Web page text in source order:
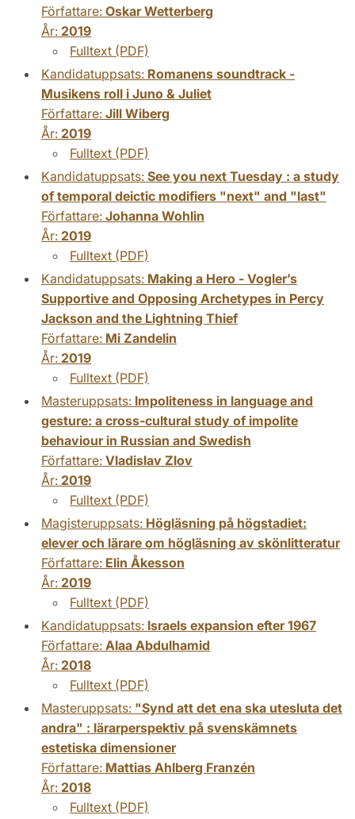
Författare: Oskar Wetterberg
År: 2019
Fulltext (PDF)
Kandidatuppsats: Romanens soundtrack -
Musikens roll i Juno & Juliet
Författare: Jill Wiberg
År: 2019
Fulltext (PDF)
Kandidatuppsats: See you next Tuesday : a study
of temporal deictic modifiers "next" and "last"
Författare: Johanna Wohlin
År: 2019
Fulltext (PDF)
Kandidatuppsats: Making a Hero - Vogler’s
Supportive and Opposing Archetypes in Percy
Jackson and the Lightning Thief
Författare: Mi Zandelin
År: 2019
Fulltext (PDF)
Masteruppsats: Impoliteness in language and
gesture: a cross-cultural study of impolite
behaviour in Russian and Swedish
Författare: Vladislav Zlov
År: 2019
Fulltext (PDF)
Magisteruppsats: Högläsning på högstadiet:
elever och lärare om högläsning av skönlitteratur
Författare: Elin Åkesson
År: 2019
Fulltext (PDF)
Kandidatuppsats: Israels expansion efter 1967
Författare: Alaa Abdulhamid
År: 2018
Fulltext (PDF)
Masteruppsats: "Synd att det ena ska utesluta det
andra" : lärarperspektiv på svenskämnets
estetiska dimensioner
Författare: Mattias Ahlberg Franzén
År: 2018
Fulltext (PDF)